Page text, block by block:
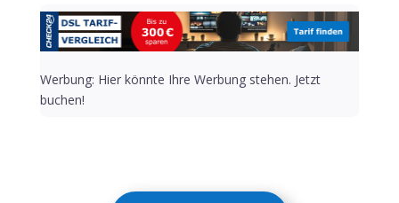
Werbung: Hier könnte Ihre Werbung stehen. Jetzt
buchen!